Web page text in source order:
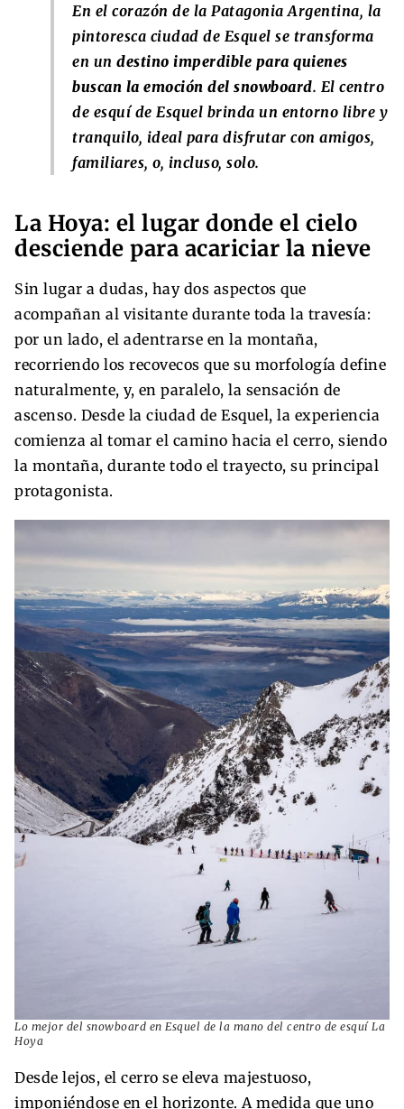
En el corazón de la Patagonia Argentina, la
pintoresca ciudad de Esquel se transforma
en un destino imperdible para quienes
buscan la emoción del snowboard. El centro
de esquí de Esquel brinda un entorno libre y
tranquilo, ideal para disfrutar con amigos,
familiares, o, incluso, solo.
La Hoya: el lugar donde el cielo
desciende para acariciar la nieve
Sin lugar a dudas, hay dos aspectos que
acompañan al visitante durante toda la travesía:
por un lado, el adentrarse en la montaña,
recorriendo los recovecos que su morfología define
naturalmente, y, en paralelo, la sensación de
ascenso. Desde la ciudad de Esquel, la experiencia
comienza al tomar el camino hacia el cerro, siendo
la montaña, durante todo el trayecto, su principal
protagonista.
Lo mejor del snowboard en Esquel de la mano del centro de esquí La
Hoya
Desde lejos, el cerro se eleva majestuoso,
imponiéndose en el horizonte. A medida que uno